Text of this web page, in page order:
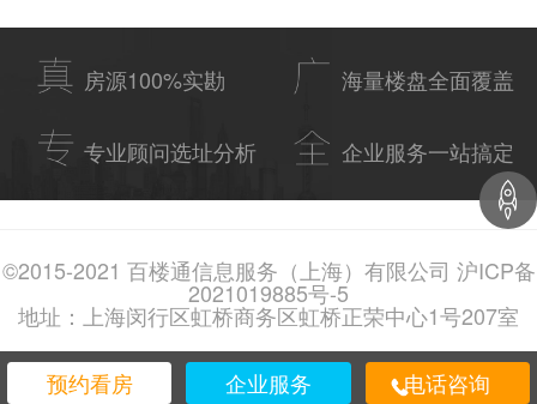
房源100%实勘 海量楼盘全面覆盖
专业顾问选址分析 企业服务一站搞定
©2015-2021 百楼通信息服务（上海）有限公司 沪ICP备
2021019885号-5
地址：上海闵行区虹桥商务区虹桥正荣中心1号207室
预约看房 企业服务 电话咨询